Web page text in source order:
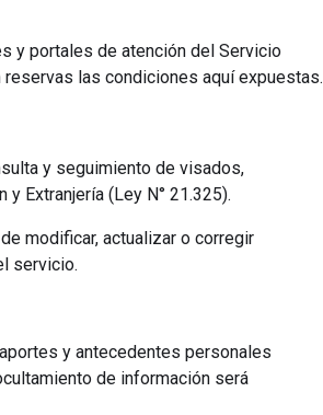
y portales de atención del Servicio
las condiciones aquí expuestas.
y seguimiento de visados,
Extranjería (Ley N° 21.325).
modificar, actualizar o corregir
servicio.
y antecedentes personales
de información será